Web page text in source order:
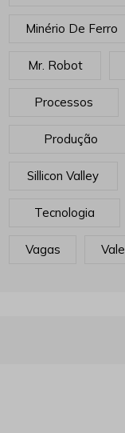
Minério De Ferro
Mr. Robot
Processos
Produção
Sillicon Valley
Tecnologia
Vagas Vale